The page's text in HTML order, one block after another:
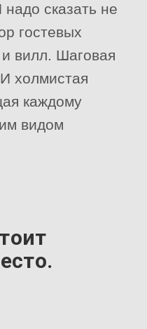
сказать не
гостевых
вилл. Шаговая
холмистая
каждому
видом